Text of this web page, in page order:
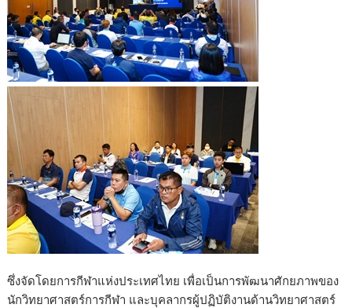
ซึ่งจัดโดยการกีฬาแห่งประเทศไทย เพื่อเป็นการพัฒนาศักยภาพของ
นักวิทยาศาสตร์การกีฬา และบุคลากรผู้ปฏิบัติงานด้านวิทยาศาสตร์